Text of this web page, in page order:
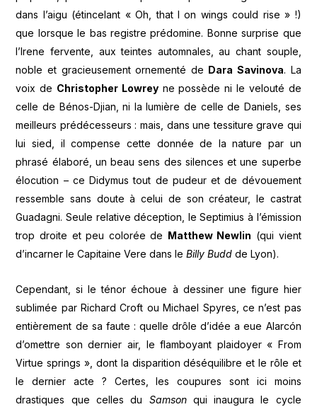
dans l’aigu (étincelant « Oh, that I on wings could rise » !)
que lorsque le bas registre prédomine. Bonne surprise que
l’Irene fervente, aux teintes automnales, au chant souple,
noble et gracieusement ornementé de Dara Savinova. La
voix de Christopher Lowreyne possède ni le velouté de
celle de Bénos-Djian, ni la lumière de celle de Daniels, ses
meilleurs prédécesseurs : mais, dans une tessiture grave qui
lui sied, il compense cette donnée de la nature par un
phrasé élaboré, un beau sens des silences et une superbe
élocution – ce Didymus tout de pudeur et de dévouement
ressemble sans doute à celui de son créateur, le castrat
Guadagni. Seule relative déception, le Septimius à l’émission
trop droite et peu colorée de Matthew Newlin (qui vient
d’incarner le Capitaine Vere dans leBilly Budd de Lyon).
Cependant, si le ténor échoue à dessiner une figure hier
sublimée par Richard Croft ou Michael Spyres, ce n’est pas
entièrement de sa faute : quelle drôle d’idée a eue Alarcón
d’omettre son dernier air, le flamboyant plaidoyer « From
Virtue springs », dont la disparition déséquilibre et le rôle et
le dernier acte ? Certes, les coupures sont ici moins
drastiques que celles du Samsonqui inaugura le cycle